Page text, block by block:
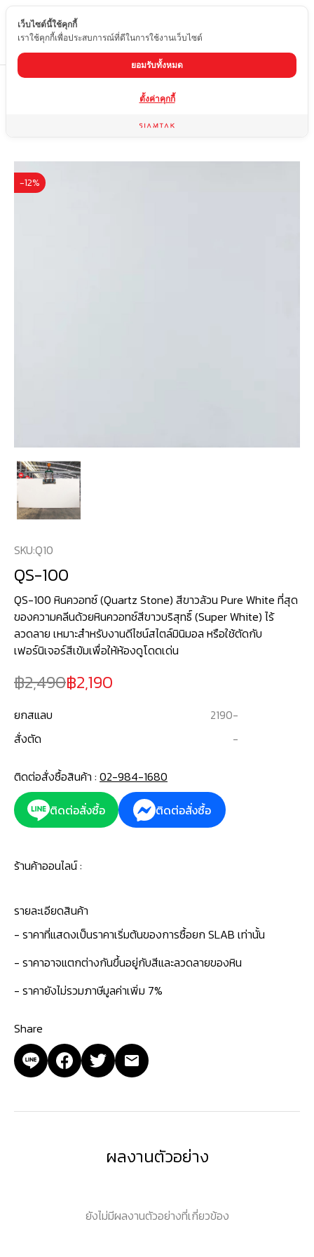
TH
หินควอทซ์
-12%
SKU:Q10
QS-100
QS-100 หินควอทซ์ (Quartz Stone) สีขาวล้วน Pure White ที่สุด
ของความคลีนด้วยหินควอทซ์สีขาวบริสุทธิ์ (Super White) ไร้
ลวดลาย เหมาะสำหรับงานดีไซน์สไตล์มินิมอล หรือใช้ตัดกับ
เฟอร์นิเจอร์สีเข้มเพื่อให้ห้องดูโดดเด่น
2,490 2,190
ยกสแลบ 2190-
สั่งตัด
-
ติดต่อสั่งซื้อสินค้า : 02-984-1680
ติดต่อสั่งซื้อ
ติดต่อสั่งซื้อ
ร้านค้าออนไลน์ :
รายละเอียดสินค้า
- ราคาที่แสดงเป็นราคาเริ่มต้นของการซื้อยก SLAB เท่านั้น
- ราคาอาจแตกต่างกันขึ้นอยู่กับสีและลวดลายของหิน
- ราคายังไม่รวมภาษีมูลค่าเพิ่ม 7%
Share
ผลงานตัวอย่าง
ยังไม่มีผลงานตัวอย่างที่เกี่ยวข้อง
เว็บไซต์นี้ใช้คุกกี้
เราใช้คุกกี้เพื่อประสบการณ์ที่ดีในการใช้งานเว็บไซต์
ยอมรับทั้งหมด
ตั้งค่าคุกกี้